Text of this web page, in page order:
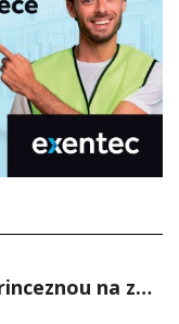
Prohlídka s princeznou na zámku Stekník